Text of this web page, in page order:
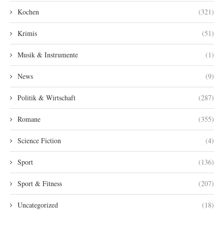
Kochen (321)
Krimis (51)
Musik & Instrumente (1)
News (9)
Politik & Wirtschaft (287)
Romane (355)
Science Fiction (4)
Sport (136)
Sport & Fitness (207)
Uncategorized (18)